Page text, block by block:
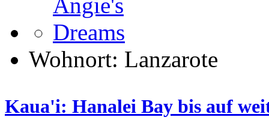
Wohnort: Lanzarote
Kaua'i: Hanalei Bay bis auf